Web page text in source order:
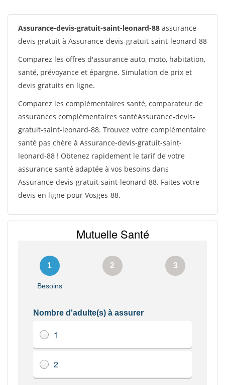
votes
Assurance-devis-gratuit-saint-leonard-88 assurance
devis gratuit à Assurance-devis-gratuit-saint-leonard-88
Comparez les offres d'assurance auto, moto, habitation,
santé, prévoyance et épargne. Simulation de prix et
devis gratuits en ligne.
Comparez les complémentaires santé, comparateur de
assurances complémentaires santéAssurance-devis-
gratuit-saint-leonard-88. Trouvez votre complémentaire
santé pas chère à Assurance-devis-gratuit-saint-
leonard-88 ! Obtenez rapidement le tarif de votre
assurance santé adaptée à vos besoins dans
Assurance-devis-gratuit-saint-leonard-88. Faites votre
devis en ligne pour Vosges-88.